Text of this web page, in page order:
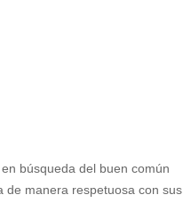
búsqueda del buen común
manera respetuosa con